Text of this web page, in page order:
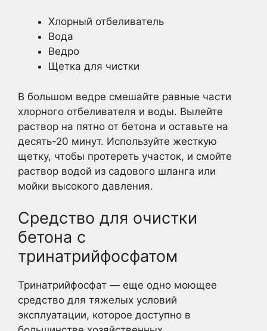
Хлорный отбеливатель
Вода
Ведро
Щетка для чистки
В большом ведре смешайте равные части
хлорного отбеливателя и воды. Вылейте
раствор на пятно от бетона и оставьте на
десять-20 минут. Используйте жесткую
щетку, чтобы протереть участок, и смойте
раствор водой из садового шланга или
мойки высокого давления.
Средство для очистки
бетона с
тринатрийфосфатом
Тринатрийфосфат — еще одно моющее
средство для тяжелых условий
эксплуатации, которое доступно в